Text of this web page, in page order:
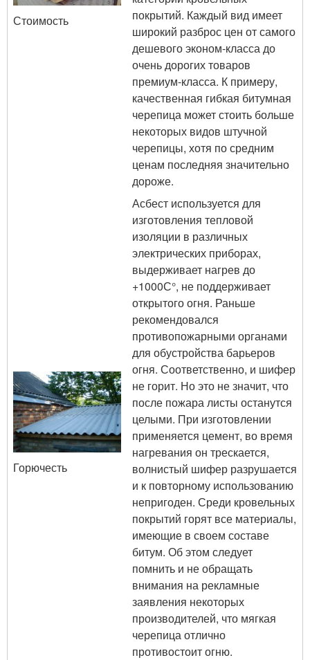
Стоимость
покрытий. Каждый вид имеет
широкий разброс цен от самого
дешевого эконом-класса до
очень дорогих товаров
премиум-класса. К примеру,
качественная гибкая битумная
черепица может стоить больше
некоторых видов штучной
черепицы, хотя по средним
ценам последняя значительно
дороже.
Горючесть
Асбест используется для
изготовления тепловой
изоляции в различных
электрических приборах,
выдерживает нагрев до
+1000С°, не поддерживает
открытого огня. Раньше
рекомендовался
противопожарными органами
для обустройства барьеров
огня. Соответственно, и шифер
не горит. Но это не значит, что
после пожара листы останутся
целыми. При изготовлении
применяется цемент, во время
нагревания он трескается,
волнистый шифер разрушается
и к повторному использованию
непригоден. Среди кровельных
покрытий горят все материалы,
имеющие в своем составе
битум. Об этом следует
помнить и не обращать
внимания на рекламные
заявления некоторых
производителей, что мягкая
черепица отлично
противостоит огню.